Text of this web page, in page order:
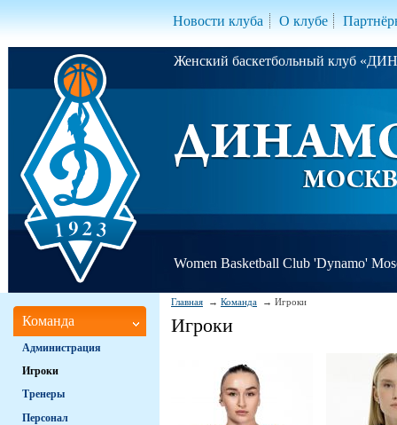
Новости клуба О клубе
Женский баскетбольный клуб
Women Basketball Club 'Dynamo'
Главная Команда Игроки
Игроки
Команда
Администрация
Игроки
Тренеры
Персонал